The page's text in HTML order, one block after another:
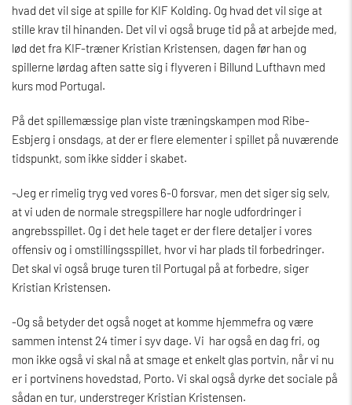
hvad det vil sige at spille for KIF Kolding. Og hvad det vil sige at
stille krav til hinanden. Det vil vi også bruge tid på at arbejde med,
lød det fra KIF-træner Kristian Kristensen, dagen før han og
spillerne lørdag aften satte sig i flyveren i Billund Lufthavn med
kurs mod Portugal.
På det spillemæssige plan viste træningskampen mod Ribe-
Esbjerg i onsdags, at der er flere elementer i spillet på nuværende
tidspunkt, som ikke sidder i skabet.
-Jeg er rimelig tryg ved vores 6-0 forsvar, men det siger sig selv,
at vi uden de normale stregspillere har nogle udfordringer i
angrebsspillet. Og i det hele taget er der flere detaljer i vores
offensiv og i omstillingsspillet, hvor vi har plads til forbedringer.
Det skal vi også bruge turen til Portugal på at forbedre, siger
Kristian Kristensen.
-Og så betyder det også noget at komme hjemmefra og være
sammen intenst 24 timer i syv dage. Vi har også en dag fri, og
mon ikke også vi skal nå at smage et enkelt glas portvin, når vi nu
er i portvinens hovedstad, Porto. Vi skal også dyrke det sociale på
sådan en tur, understreger Kristian Kristensen.